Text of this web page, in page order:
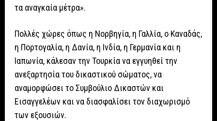
τα αναγκαία μέτρα».
Πολλές χώρες όπως η Νορβηγία, η Γαλλία, ο Καναδάς,
η Πορτογαλία, η Δανία, η Ινδία, η Γερμανία και η
Ιαπωνία, κάλεσαν την Τουρκία να εγγυηθεί την
ανεξαρτησία του δικαστικού σώματος, να
αναμορφώσει το Συμβούλιο Δικαστών και
Εισαγγελέων και να διασφαλίσει τον διαχωρισμό
των εξουσιών.